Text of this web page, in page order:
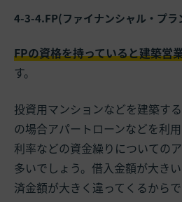
4-3-4.FP(ファイナンシャル・プラ
FPの資格を持っていると建築営
す。
投資用マンションなどを建築す
の場合アパートローンなどを利
利率などの資金繰りについての
多いでしょう。借入金額が大き
済金額が大きく違ってくるからで